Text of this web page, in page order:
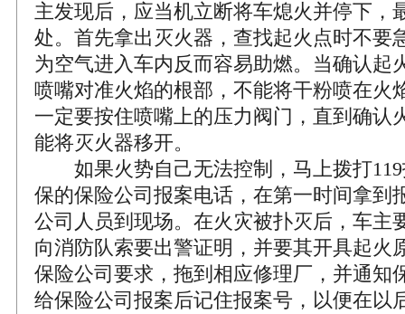
主发现后，应当机立断将车熄火并停下，
处。首先拿出灭火器，查找起火点时不要
为空气进入车内反而容易助燃。当确认起
喷嘴对准火焰的根部，不能将干粉喷在火
一定要按住喷嘴上的压力阀门，直到确认
能将灭火器移开。
如果火势自己无法控制，马上拨打119
保的保险公司报案电话，在第一时间拿到
公司人员到现场。在火灾被扑灭后，车主
向消防队索要出警证明，并要其开具起火
保险公司要求，拖到相应修理厂，并通知
给保险公司报案后记住报案号，以便在以